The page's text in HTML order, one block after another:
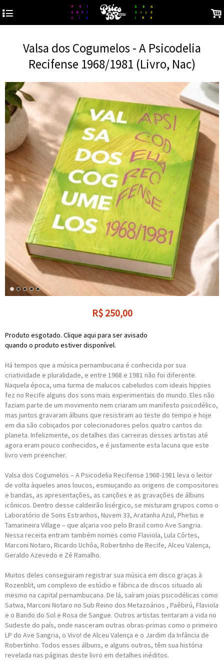
4 .
Valsa dos Cogumelos - A Psicodelia
Recifense 1968/1981 (Livro, Nac)
R$ 250,00
Produto esgotado. Clique aqui para ser avisado
quando o produto estiver disponível.
Há tempos que a música pernambucana é conhecida por sua
criatividade e pluralidade, e entre 1968 e 1981 não foi diferente.
Naquela época, uma turma de malucos cabeludos com ideais hippies
fez no Recife alguns dos sons mais experimentais do mundo. Eles não
faziam parte de um movimento nem criaram um manifesto psicodélico,
mas juntos gravaram álbuns que resistiram ao teste do tempo e hoje
em dia são cobiçados por colecionadores pelos quatro cantos do
planeta. Infelizmente, os detalhes das carreiras desses artistas até
agora eram pouco conhecidos, e é justamente esta lacuna que este
livro vem preencher.
Valsa dos Cogumelos – A Psicodelia Recifense 1968-1981 leva o leitor
de volta àqueles anos loucos, esmiuçando as origens de compositores
e bandas, as apresentações, as canções e as gravações de álbuns
icônicos. Dentro desse caldeirão lisérgico, se misturam grupos como o
Laboratório de Sons Estranhos, Nuvem 33, Aratanha Azul, Phetus e
Tamarineira Village – que alçaria voo pelo Brasil como Ave Sangria.
Nessa receita entram também nomes como Flaviola, Lula Côrtes,
Marconi Notaro, Ricardo Uchôa, Robertinho de Recife, Alceu Valença,
Geraldo Azevedo e Zé Ramalho.
Muitos deles conseguiram registrar sua música em disco graças à
Rozenblit, um complexo de estúdio e fábrica de discos situado ali
mesmo na capital pernambucana. De lá, saíram joias psicodélicas como
Satwa, Marconi Notaro no Sub Reino dos Metazoários , Paêbirú, Flaviola
e o Bando do Sol e Rosa de Sangue. Outros artistas tentaram a vida no
Sudeste do país, onde nasceram outras obras-primas como o primeiro
LP do Ave Sangria, o Vivo! de Alceu Valença e o Jardim da Infância de
Robertinho. Todos esses álbuns, e alguns outros, têm sua história
revelada nas páginas deste livro em detalhes inéditos.